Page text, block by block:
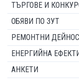
ТЪРГОВЕ И
ОБЯВИ ПО ЗУТ
РЕМОНТНИ
ЕНЕРГИЙНА
АНКЕТИ